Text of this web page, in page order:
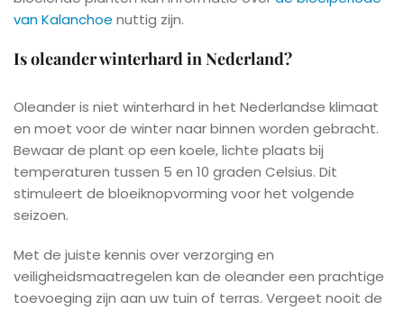
van Kalanchoe nuttig zijn.
Is oleander winterhard in Nederland?
Oleander is niet winterhard in het Nederlandse klimaat
en moet voor de winter naar binnen worden gebracht.
Bewaar de plant op een koele, lichte plaats bij
temperaturen tussen 5 en 10 graden Celsius. Dit
stimuleert de bloeiknopvorming voor het volgende
seizoen.
Met de juiste kennis over verzorging en
veiligheidsmaatregelen kan de oleander een prachtige
toevoeging zijn aan uw tuin of terras. Vergeet nooit de